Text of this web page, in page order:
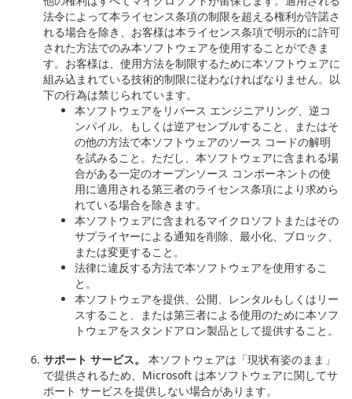
法令によって本ライセンス条項の制限を超える権利が許諾さ
れる場合を除き、お客様は本ライセンス条項で明示的に許可
された方法でのみ本ソフトウェアを使用することができま
す。お客様は、使用方法を制限するために本ソフトウェアに
組み込まれている技術的制限に従わなければなりません。以
下の行為は禁じられています。
本ソフトウェアをリバース エンジニアリング、逆コ
ンパイル、もしくは逆アセンブルすること、またはそ
の他の方法で本ソフトウェアのソース コードの解明
を試みること。ただし、本ソフトウェアに含まれる場
合がある一定のオープンソース コンポーネントの使
用に適用される第三者のライセンス条項により求めら
れている場合を除きます。
本ソフトウェアに含まれるマイクロソフトまたはその
サプライヤーによる通知を削除、最小化、ブロック、
または変更すること。
法律に違反する方法で本ソフトウェアを使用するこ
と。
本ソフトウェアを提供、公開、レンタルもしくはリー
スすること、または第三者による使用のために本ソフ
トウェアをスタンドアロン製品として提供すること。
サポート サービス。
本ソフトウェアは「現状有姿のまま」
で提供されるため、Microsoft は本ソフトウェアに関してサ
ポート サービスを提供しない場合があります。